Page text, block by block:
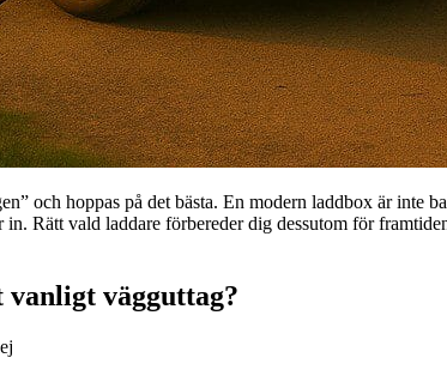
och hoppas på det bästa. En modern laddbox är inte
Rätt vald laddare förbereder dig dessutom för
vägguttag?